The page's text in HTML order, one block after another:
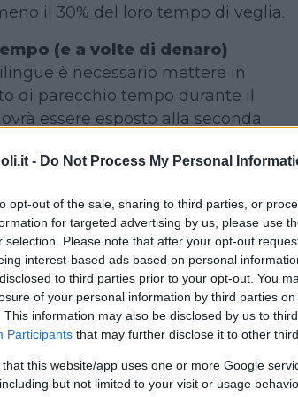
- Do Not Process My Personal
opt-out of the sale, sharing to third parties, or
for targeted advertising by us, please use
selection. Please note that after your opt-out
interest-based ads based on personal
to third parties prior to your opt-out. You
of your personal information by third parties on
This information may also be disclosed by us to
Participants that may further disclose it to other
that this website/app uses one or more Google
but not limited to your visit or usage
il 30% del loro tempo di veglia.
(e a volte di denaro)
è necessario mettere in
di parecchio tempo durante il
essere esposto alla seconda
perfetto, potrebbe rendersi
investimento economico per
di frequentare corsi specializzati
che scelgono di crescere figli
Le critiche sono tante e
ambienti più disparati (famiglia,
se il bambino presenta un
(tarda a parlare, sembra avere